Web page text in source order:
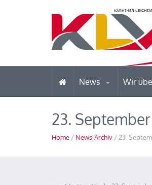
News Wir
23.
Home / News-Archiv / 23.